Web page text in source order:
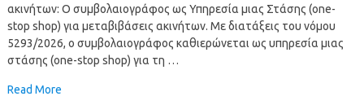
ακινήτων: Ο συμβολαιογράφος ως Υπηρεσία μιας Στάσης (one-
stop shop) για μεταβιβάσεις ακινήτων. Με διατάξεις του νόμου
5293/2026, ο συμβολαιογράφος καθιερώνεται ως υπηρεσία μιας
στάσης (one-stop shop) για τη …
Read More